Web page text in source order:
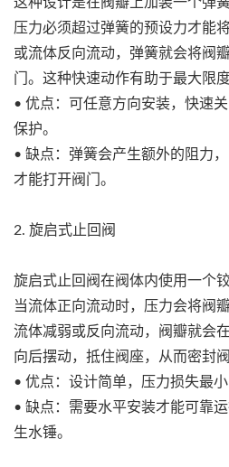
压力必须超过弹簧的预设力才能
或流体反向流动，弹簧就会将阀
门。这种快速动作有助于最大限
• 优点：可任意方向安装，快速
保护。
• 缺点：弹簧会产生额外的阻力
才能打开阀门。
2. 旋启式止回阀
旋启式止回阀在阀体内使用一个
当流体正向流动时，压力会将阀
流体减弱或反向流动，阀瓣就会
向后摆动，抵住阀座，从而密封
• 优点：设计简单，压力损失最
• 缺点：需要水平安装才能可靠
生水锤。